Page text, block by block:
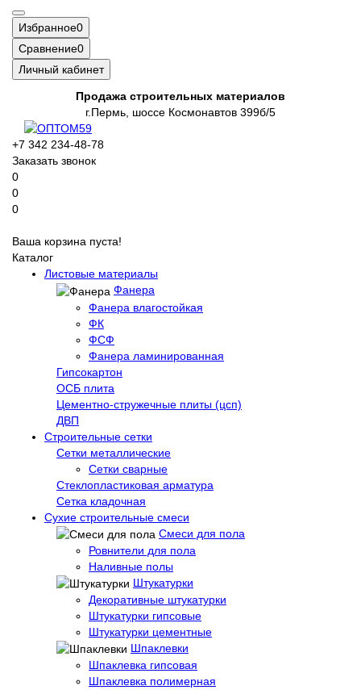
Избранное0
Сравнение0
Личный кабинет
Продажа строительных материалов
г.Пермь, шоссе Космонавтов 399б/5
+7 342 234-48-78
Заказать звонок
0
0
0
Ваша корзина пуста!
Каталог
Листовые материалы
Фанера
Фанера влагостойкая
ФК
ФСФ
Фанера ламинированная
Гипсокартон
ОСБ плита
Цементно-стружечные плиты (цсп)
ДВП
Строительные сетки
Сетки металлические
Сетки сварные
Стеклопластиковая арматура
Сетка кладочная
Сухие строительные смеси
Смеси для пола
Ровнители для пола
Наливные полы
Штукатурки
Декоративные штукатурки
Штукатурки гипсовые
Штукатурки цементные
Шпаклевки
Шпаклевка гипсовая
Шпаклевка полимерная